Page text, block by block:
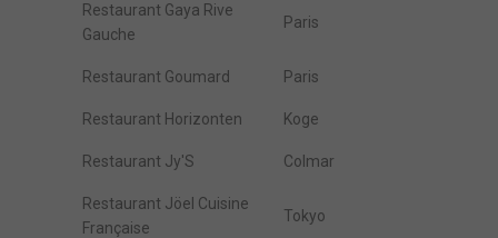
Restaurant Gaya Rive
Gauche
Paris
Restaurant Goumard Paris
Restaurant Horizonten Koge
Restaurant Jy'S Colmar
Restaurant Jöel Cuisine
Française
Tokyo